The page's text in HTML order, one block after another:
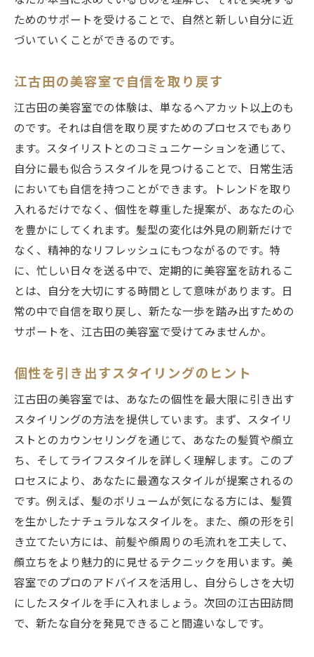
ためのサポートを受けることで、自然と新しい自分に近
づいていくことができるのです。
江古田の美容室で自信を取り戻す
江古田の美容室での体験は、単なるヘアカット以上のも
のです。それは自信を取り戻すためのプロセスでもあり
ます。スタイリストとのコミュニケーションを通じて、
自分に最も似合うスタイルを見つけることで、日常生活
においても自信を持つことができます。トレンドを取り
入れるだけでなく、個性を尊重した提案が、あなたの心
を豊かにしてくれます。髪型の変化は外見の刷新だけで
なく、精神的なリフレッシュにもつながるのです。特
に、忙しい日々を送る中で、定期的に美容室を訪れるこ
とは、自分を大切にする時間として意味があります。日
常の中で自信を取り戻し、新たな一歩を踏み出すための
サポートを、江古田の美容室で受けてみませんか。
個性を引き出すスタイリングのヒント
江古田の美容室では、あなたの個性を最大限に引き出す
スタイリングの方法を提供しています。まず、スタイリ
ストとのカウンセリングを通じて、あなたの髪質や顔立
ち、そしてライフスタイルを詳しく理解します。このプ
ロセスにより、あなたに最適なスタイルが提案されるの
です。例えば、髪のボリュームが気になる方には、髪質
を生かしたナチュラルなスタイルを。また、顔の形を引
き立てたい方には、前髪や顔周りの毛流れを工夫して、
顔立ちをより魅力的に見せるテクニックを用います。美
容室でのプロのアドバイスを活用し、自分らしさを大切
にしたスタイルを手に入れましょう。次回の江古田訪問
で、新たな自分を発見できること間違いなしです。